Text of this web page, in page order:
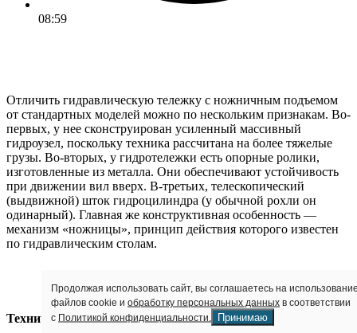
08:59
Отличить гидравлическую тележку с ножничным подъемом
от стандартных моделей можно по нескольким признакам. Во-
первых, у нее сконструирован усиленный массивный
гидроузел, поскольку техника рассчитана на более тяжелые
грузы. Во-вторых, у гидротележки есть опорные ролики,
изготовленные из металла. Они обеспечивают устойчивость
при движении вил вверх. В-третьих, телескопический
(выдвижной) шток гидроцилиндра (у обычной рохли он
одинарный). Главная же конструктивная особенность —
механизм «ножницы», принцип действия которого известен
по гидравлическим столам.
Технические характеристики
Продолжая использовать сайт, вы соглашаетесь на
файлов cookie и обработку персональных данных в соответствии
с Политикой конфиденциальности. Принимаю